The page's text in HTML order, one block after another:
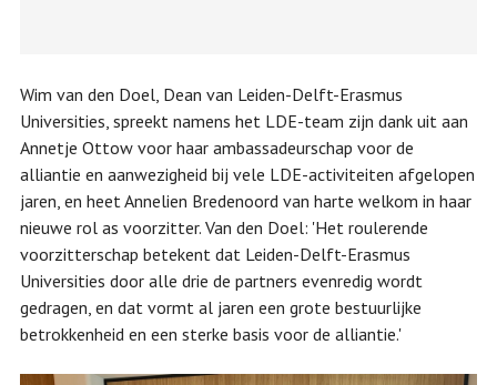
Wim van den Doel, Dean van Leiden-Delft-Erasmus
Universities, spreekt namens het LDE-team zijn dank uit aan
Annetje Ottow voor haar ambassadeurschap voor de
alliantie en aanwezigheid bij vele LDE-activiteiten afgelopen
jaren, en heet Annelien Bredenoord van harte welkom in haar
nieuwe rol as voorzitter. Van den Doel: 'Het roulerende
voorzitterschap betekent dat Leiden-Delft-Erasmus
Universities door alle drie de partners evenredig wordt
gedragen, en dat vormt al jaren een grote bestuurlijke
betrokkenheid en een sterke basis voor de alliantie.'